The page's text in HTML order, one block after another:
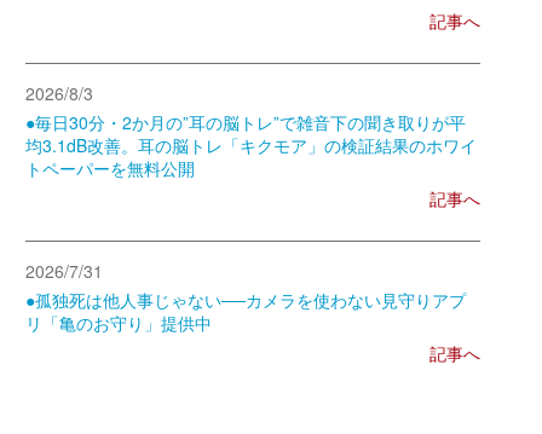
記事へ
2026/8/3
●毎日30分・2か月の”耳の脳トレ”で雑音下の聞き取りが平
均3.1dB改善。耳の脳トレ「キクモア」の検証結果のホワイ
トペーパーを無料公開
記事へ
2026/7/31
●孤独死は他人事じゃない──カメラを使わない見守りアプ
リ「亀のお守り」提供中
記事へ